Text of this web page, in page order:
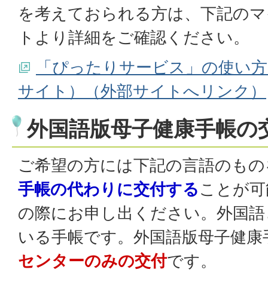
を考えておられる方は、下記の
トより詳細をご確認ください。
「ぴったりサービス」の使い
サイト）（外部サイトへリンク）
外国語版母子健康手帳の
ご希望の方には下記の言語のも
手帳の代わりに交付することが
の際にお申し出ください。外国
いる手帳です。外国語版母子健康
センターのみの交付です。